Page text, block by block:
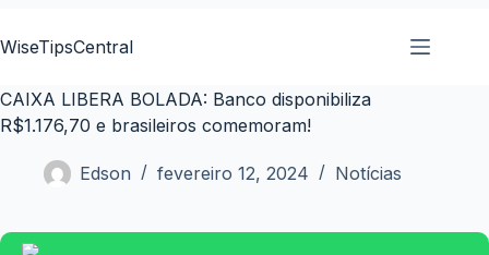
para
conteúdo
WiseTipsCentral
CAIXA LIBERA BOLADA: Banco disponibiliza
R$1.176,70 e brasileiros comemoram!
Edson fevereiro 12, 2024 Notícias